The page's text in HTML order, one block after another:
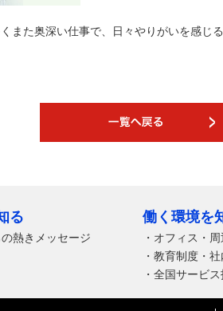
た奥深い仕事で、日々やりがいを感じ
る
熱きメッセージ
働く環境を
・ オフィス・
・ 教育制度・
・ 全国サービ